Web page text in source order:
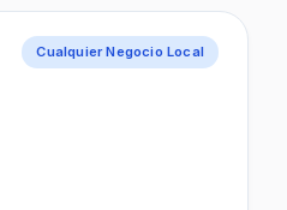
Cualquier Negocio Local